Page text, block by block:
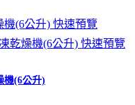
快速預覽
快速預覽
機(6公升)